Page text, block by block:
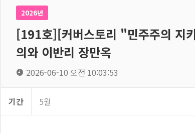
2026년
[191호][커버스토리 "민주주의 지
의와 이반리 장만옥
2026-06-10 오전 10:03:53
기간 5월